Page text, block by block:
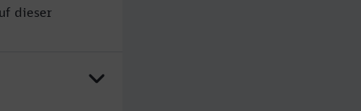
dieser